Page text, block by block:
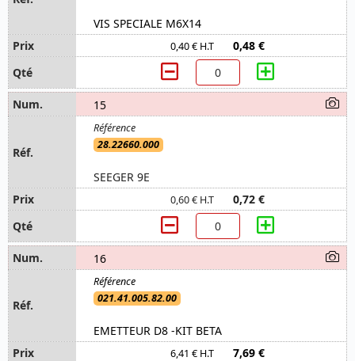
VIS SPECIALE M6X14
0,40 € H.T 0,48 €
15
28.22660.000
SEEGER 9E
0,60 € H.T 0,72 €
16
021.41.005.82.00
EMETTEUR D8 -KIT BETA
6,41 € H.T 7,69 €